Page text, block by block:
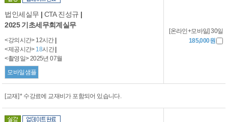
법인세실무 | CTA 진성규 |
2025 기초세무회계실무
<강의시간> 12시간
<제공시간> 18시간
<촬영일> 2025년 07월
모바일샘플
[온라인+모바일] 30일
185,000원
[교재] * 수강료에 교재비가 포함되어 있습니다.